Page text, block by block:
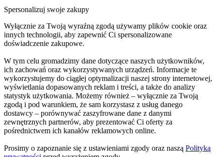
Spersonalizuj swoje zakupy
Wyłącznie za Twoją wyraźną zgodą używamy plików cookie oraz
innych technologii, aby zapewnić Ci spersonalizowane
doświadczenie zakupowe.
W tym celu gromadzimy dane dotyczące naszych użytkowników,
ich zachowań oraz wykorzystywanych urządzeń. Informacje te
wykorzystujemy do ciągłej optymalizacji naszej strony internetowej,
wyświetlania dopasowanych reklam i treści, a także do analizy
statystyk użytkowania. Możemy również – wyłącznie za Twoją
zgodą i pod warunkiem, że sam korzystasz z usług danego
dostawcy – porównywać zaszyfrowane dane z danymi
zewnętrznych partnerów, aby prezentować Ci oferty za
pośrednictwem ich kanałów reklamowych online.
Prosimy o zapoznanie się z ustawieniami zgody oraz naszą Polityką